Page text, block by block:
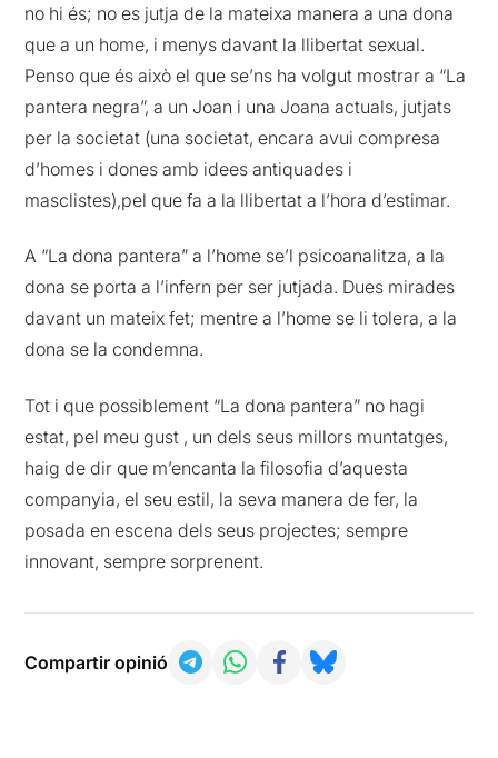
no hi és; no es jutja de la mateixa manera a una dona
que a un home, i menys davant la llibertat sexual.
Penso que és això el que se’ns ha volgut mostrar a “La
pantera negra”, a un Joan i una Joana actuals, jutjats
per la societat (una societat, encara avui compresa
d’homes i dones amb idees antiquades i
masclistes),pel que fa a la llibertat a l’hora d’estimar.
A “La dona pantera” a l’home se’l psicoanalitza, a la
dona se porta a l’infern per ser jutjada. Dues mirades
davant un mateix fet; mentre a l’home se li tolera, a la
dona se la condemna.
Tot i que possiblement “La dona pantera” no hagi
estat, pel meu gust , un dels seus millors muntatges,
haig de dir que m’encanta la filosofia d’aquesta
companyia, el seu estil, la seva manera de fer, la
posada en escena dels seus projectes; sempre
innovant, sempre sorprenent.
Compartir opinió